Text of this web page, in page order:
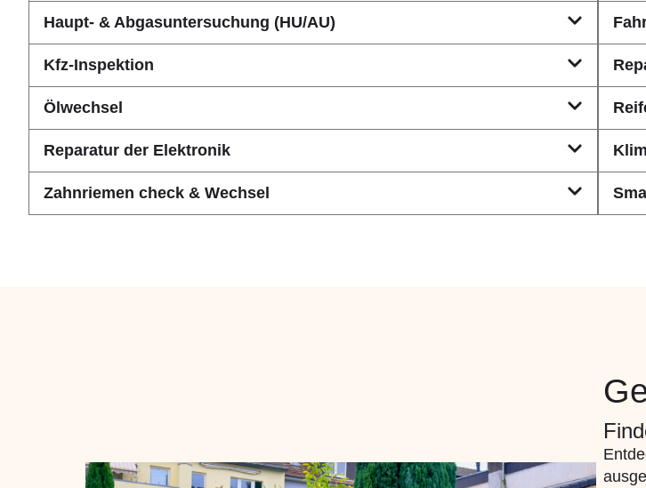
Haupt- & Abgasuntersuchung (HU/AU)
Kfz-Inspektion
Ölwechsel
Reparatur der Elektronik
Zahnriemen check & Wechsel